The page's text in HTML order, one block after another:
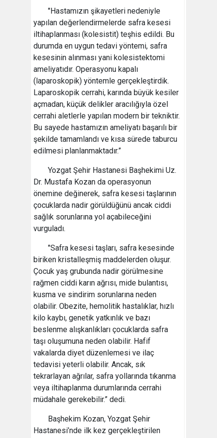
"Hastamızın şikayetleri nedeniyle
yapılan değerlendirmelerde safra kesesi
iltihaplanması (kolesistit) teşhis edildi. Bu
durumda en uygun tedavi yöntemi, safra
kesesinin alınması yani kolesistektomi
ameliyatıdır. Operasyonu kapalı
(laparoskopik) yöntemle gerçekleştirdik.
Laparoskopik cerrahi, karında büyük kesiler
açmadan, küçük delikler aracılığıyla özel
cerrahi aletlerle yapılan modern bir tekniktir.
Bu sayede hastamızın ameliyatı başarılı bir
şekilde tamamlandı ve kısa sürede taburcu
edilmesi planlanmaktadır.”
Yozgat Şehir Hastanesi Başhekimi Uz.
Dr. Mustafa Kozan da operasyonun
önemine değinerek, safra kesesi taşlarının
çocuklarda nadir görüldüğünü ancak ciddi
sağlık sorunlarına yol açabileceğini
vurguladı.
"Safra kesesi taşları, safra kesesinde
biriken kristalleşmiş maddelerden oluşur.
Çocuk yaş grubunda nadir görülmesine
rağmen ciddi karın ağrısı, mide bulantısı,
kusma ve sindirim sorunlarına neden
olabilir. Obezite, hemolitik hastalıklar, hızlı
kilo kaybı, genetik yatkınlık ve bazı
beslenme alışkanlıkları çocuklarda safra
taşı oluşumuna neden olabilir. Hafif
vakalarda diyet düzenlemesi ve ilaç
tedavisi yeterli olabilir. Ancak, sık
tekrarlayan ağrılar, safra yollarında tıkanma
veya iltihaplanma durumlarında cerrahi
müdahale gerekebilir.” dedi.
Başhekim Kozan, Yozgat Şehir
Hastanesi’nde ilk kez gerçekleştirilen